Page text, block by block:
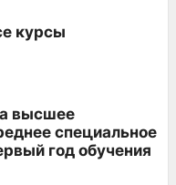
курсы
высшее
специальное
год обучения